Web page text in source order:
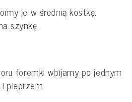
je w średnią kostkę.
szynkę.
foremki wbijamy po jednym
pieprzem.